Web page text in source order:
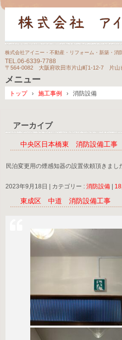
株式会社アイニー・不動産・リフォーム・新築・消
TEL.06-6339-7788
〒564-0082 大阪府吹田市片山町1-12-7 片山
メニュー
ン
ッ
トップ › 施工事例 › 消防設備
アーカイブ
中央区日本橋東 消防設備工事
民泊変更用の煙感知器の設置依頼頂きまし
2023年9月18日 カテゴリー : 消防設備
東成区 中道 消防設備工事